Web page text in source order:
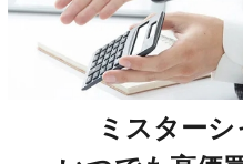
ミスターシ